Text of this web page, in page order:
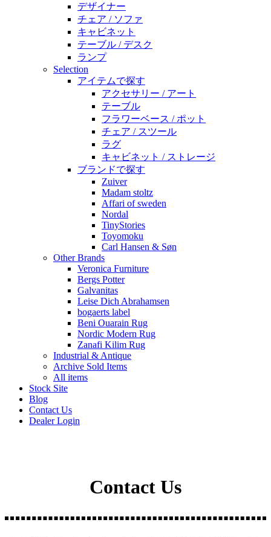
デザイナー
チェア / ソファ
キャビネット
テーブル / デスク
ランプ
Selection
アイテムで探す
アクセサリー / アート
テーブル
フラワーベース / ポット
チェア / スツール
ラグ
キャビネット / ストレージ
ブランドで探す
Zuiver
Madam stoltz
Affari of sweden
Nordal
TinyStories
Toyomoku
Carl Hansen & Søn
Other Brands
Veronica Furniture
Bergs Potter
Galvanitas
Leise Dich Abrahamsen
bogaerts label
Beni Ouarain Rug
Nordic Modern Rug
Zanafi Kilim Rug
Industrial & Antique
Archive Sold Items
All items
Stock Site
Blog
Contact Us
Dealer Login
Contact Us